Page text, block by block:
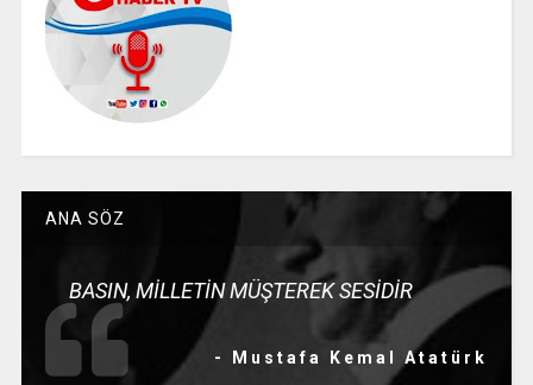
ANA SÖZ
BASIN, MİLLETİN MÜŞTEREK SESİDİR
- Mustafa Kemal Atatürk